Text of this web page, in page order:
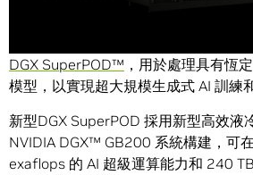
DGX SuperPOD™ ，用於處理具有恆
模型，以實現超大規模生成式 AI 訓練
新型DGX SuperPOD 採用新型高效液
NVIDIA DGX™ GB200 系統構建，可
exaflops 的 AI 超級運算能力和 240